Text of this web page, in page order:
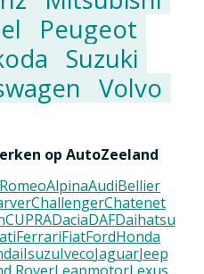
Peugeot
Suzuki
Volvo
op AutoZeeland
AlpinaAudiBellier
ChallengerChatenet
CUPRADaciaDAFDaihatsu
FerrariFiatFordHonda
IsuzuIvecoJaguarJeep